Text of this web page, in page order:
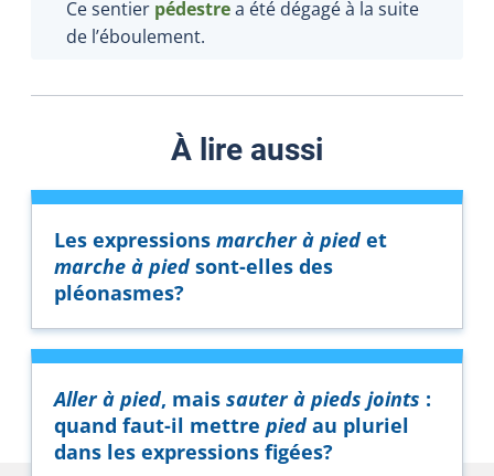
Ce sentier pédestrea été dégagé à la suite
de l’éboulement.
À lire aussi
Les expressions marcher à piedet
marche à piedsont-elles des
pléonasmes?
Aller à pied, mais sauter à pieds joints :
quand faut-il mettre piedau pluriel
dans les expressions figées?